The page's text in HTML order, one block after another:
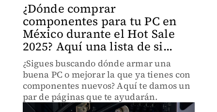
¿Dónde comprar
componentes para tu PC en
México durante el Hot Sale
2025? Aquí una lista de si...
¿Sigues buscando dónde armar una
buena PC o mejorar la que ya tienes con
componentes nuevos? Aquí te damos un
par de páginas que te ayudarán.